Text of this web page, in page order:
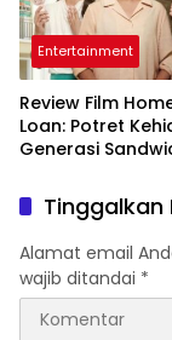
Entertainment
Review Film
Loan: Potret
Generasi
Tinggalkan
Alamat email
wajib ditandai *